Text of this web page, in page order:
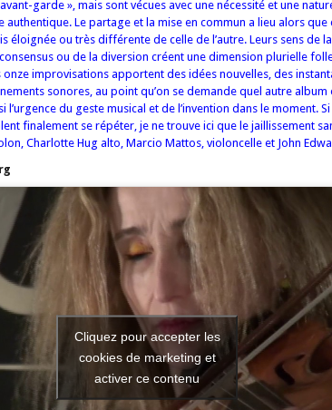
garde », mais sont vécues avec une nécessité et une
authentique. Le partage et la mise en commun a lieu alors que
éloignée ou très différente de celle de l’autre. Leurs sens de
consensus ou de la diversion créent une dimension plurielle
onze improvisations apportent des idées nouvelles, des
sonores, au point qu’on se demande quel autre
du geste musical et de l’invention dans le moment.
finalement se répéter, je ne trouve ici que le jaillissement
Charlotte Hug alto, Marcio Mattos, violoncelle et John
Cliquez pour accepter les
cookies de marketing et
activer ce contenu